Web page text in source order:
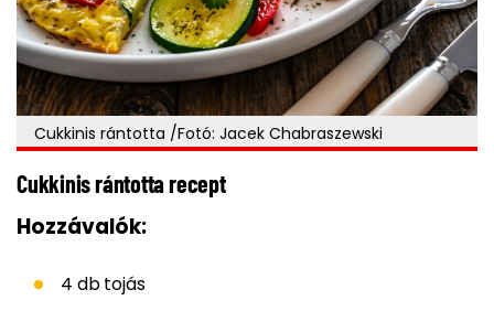
Cukkinis rántotta /Fotó: Jacek Chabraszewski
Cukkinis rántotta recept
Hozzávalók:
4 db tojás